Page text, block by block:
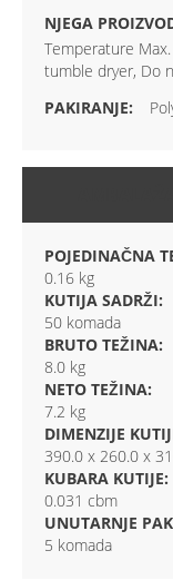
Temperature
tumble dryer, Do
POJEDINAČNA
0.16 kg
KUTIJA SADRŽI:
50 komada
BRUTO TEŽINA:
8.0 kg
NETO TEŽINA:
7.2 kg
DIMENZIJE
390.0 x 260.0 x
KUBARA KUTIJE:
0.031 cbm
UNUTARNJE
5 komada